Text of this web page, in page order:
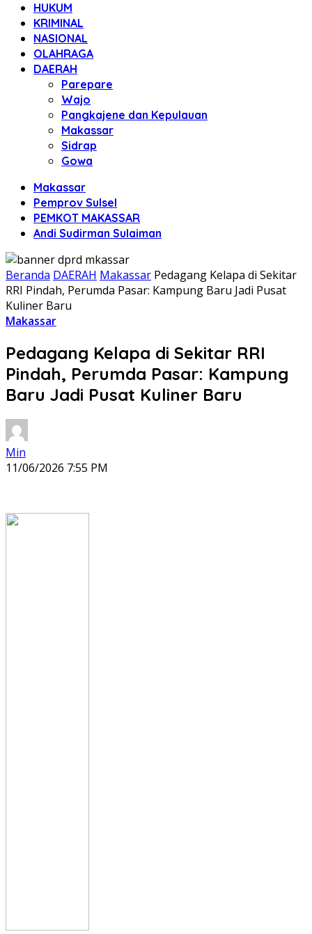
HUKUM
KRIMINAL
NASIONAL
OLAHRAGA
DAERAH
Parepare
Wajo
Pangkajene dan Kepulauan
Makassar
Sidrap
Gowa
Makassar
Pemprov Sulsel
PEMKOT MAKASSAR
Andi Sudirman Sulaiman
Beranda DAERAH Makassar Pedagang Kelapa di Sekitar
RRI Pindah, Perumda Pasar: Kampung Baru Jadi Pusat
Kuliner Baru
Makassar
Pedagang Kelapa di Sekitar RRI
Pindah, Perumda Pasar: Kampung
Baru Jadi Pusat Kuliner Baru
Min
11/06/2026 7:55 PM